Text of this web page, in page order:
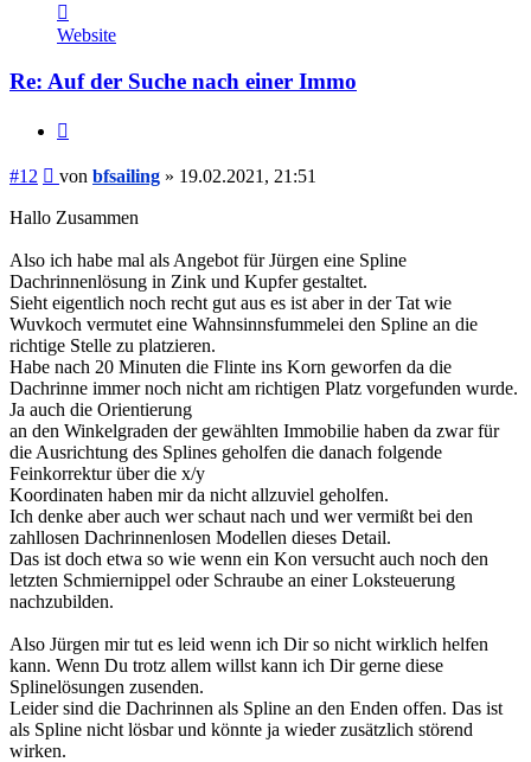
von
bfsailing
Website
Re: Auf der Suche nach einer Immo
#12 Beitrag
von bfsailing » 19.02.2021, 21:51
Hallo Zusammen
Also ich habe mal als Angebot für Jürgen eine Spline
Dachrinnenlösung in Zink und Kupfer gestaltet.
Sieht eigentlich noch recht gut aus es ist aber in der Tat wie
Wuvkoch vermutet eine Wahnsinnsfummelei den Spline an die
richtige Stelle zu platzieren.
Habe nach 20 Minuten die Flinte ins Korn geworfen da die
Dachrinne immer noch nicht am richtigen Platz vorgefunden wurde.
Ja auch die Orientierung
an den Winkelgraden der gewählten Immobilie haben da zwar für
die Ausrichtung des Splines geholfen die danach folgende
Feinkorrektur über die x/y
Koordinaten haben mir da nicht allzuviel geholfen.
Ich denke aber auch wer schaut nach und wer vermißt bei den
zahllosen Dachrinnenlosen Modellen dieses Detail.
Das ist doch etwa so wie wenn ein Kon versucht auch noch den
letzten Schmiernippel oder Schraube an einer Loksteuerung
nachzubilden.
Also Jürgen mir tut es leid wenn ich Dir so nicht wirklich helfen
kann. Wenn Du trotz allem willst kann ich Dir gerne diese
Splinelösungen zusenden.
Leider sind die Dachrinnen als Spline an den Enden offen. Das ist
als Spline nicht lösbar und könnte ja wieder zusätzlich störend
wirken.